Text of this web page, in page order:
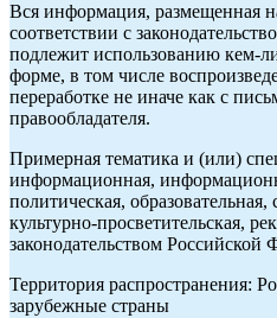
Вся информация, размещенная
соответствии с
подлежит использованию кем-
форме, в том числе
переработке не иначе как с
правообладателя.
Примерная тематика и (или)
информационная,
политическая, образовательная,
культурно-просветительская,
законодательством Российской
Территория распространения:
зарубежные страны